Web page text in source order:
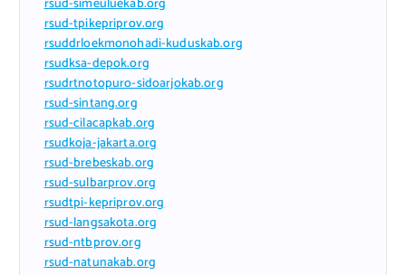
rsud-tpikepriprov.org
rsuddrloekmonohadi-kuduskab.org
rsudksa-depok.org
rsudrtnotopuro-sidoarjokab.org
rsud-sintang.org
rsud-cilacapkab.org
rsudkoja-jakarta.org
rsud-brebeskab.org
rsud-sulbarprov.org
rsudtpi-kepriprov.org
rsud-langsakota.org
rsud-ntbprov.org
rsud-natunakab.org